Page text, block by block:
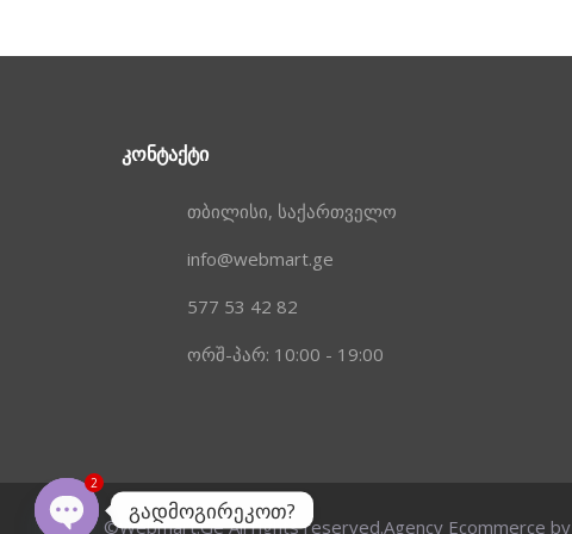
ᲙᲝᲜᲢᲐᲥᲢᲘ
თბილისი, საქართველო
info@webmart.ge
577 53 42 82
ორშ-პარ: 10:00 - 19:00
©Webmart.Ge All rights reserved.Agency Ecommerce by
გადმოგირეკოთ?
2